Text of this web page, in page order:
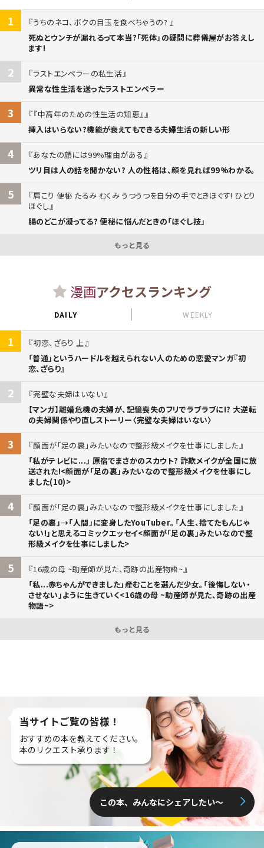
1
うちのネコ、ボクの目玉を食べちゃうの?
死ぬとウンチが漏れるって本当?「死体」の疑問に葬儀屋がお答えし
ます!
2
ラストエンペラーの私生活
異常な性生活を送ったラストエンペラー
3
『中高年のための性生活の知恵』
挿入はいらない?機能が衰えてもできる夫婦生活の新しい形
4
あなたの顔には99%理由がある
ツリ目は人の話を聞かない? 人の性格は、顔を見れば99%わかる。
5
肩こり 便秘 たるみ むくみ うつうつを自分の手でときほぐす! ひとり
ほぐし
腸のどこが凝ってる? 便秘に悩んだときの「ほぐし技」
もっと見る
漫画アクセスランキング
DAILY WEEKLY
1
初恋、ざらり 上
「普通」というハードルを越えられない人のための恋愛マンガ『初
恋、ざらり』
2
完璧な夫婦はいない
【マンガ】離婚危機の夫婦が、記憶喪失のフリでラブラブに!? 大逆転
の夫婦関係やり直しストーリー〈完璧な夫婦はいない〉
3
顔面が「足の裏」みたいなので整形級メイクを仕事にしました
「私がテレビに...」 原宿でまさかのスカウト? 詐欺メイクが全国に放
送された!<顔面が「足の裏」みたいなので整形級メイクを仕事にし
ました(10)>
4
顔面が「足の裏」みたいなので整形級メイクを仕事にしました
「足の裏」→「人間」に変身したYouTuber。「人生、捨てたもんじゃ
ない!」と思えるコミックエッセイ<顔面が「足の裏」みたいなので整
形級メイクを仕事にしました>
5
16歳の母 ~助産師が見た、奇跡の出産物語~
「私...赤ちゃんができました」――産むことを選んだ少女。「後悔しない・
させない」ように生きていく<16歳の母 ~助産師が見た、奇跡の出産
物語~>
もっと見る
当サイトご覧の皆様！
おすすめの本を教えてください。
本のリクエスト承ります！
この本、みんなにシェアしたい〜